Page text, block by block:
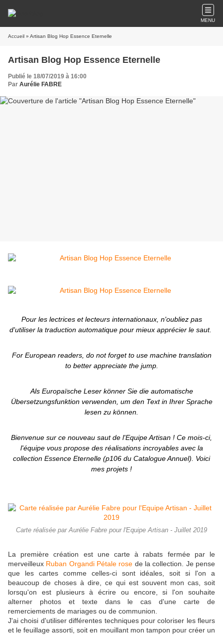
MENU
Accueil » Artisan Blog Hop Essence Eternelle
Artisan Blog Hop Essence Eternelle
Publié le 18/07/2019 à 16:00
Par Aurélie FABRE
Pour les lectrices et lecteurs internationaux, n'oubliez pas
d'utiliser la traduction automatique pour mieux apprécier le saut.
For European readers, do not forget to use machine translation
to better appreciate the jump.
Als Europaïsche Leser könner Sie die automatische
Übersetzungsfunktion verwenden, um den Text in Ihrer Sprache
lesen zu können.
Bienvenue sur ce nouveau saut de l'Equipe Artisan ! Ce mois-ci,
l'équipe vous propose des réalisations incroyables avec la
collection Essence Eternelle (p106 du Catalogue Annuel). Voici
mes projets !
Carte réalisée par Aurélie Fabre pour l'Equipe Artisan - Juillet 2019
La première création est une carte à rabats fermée par le
merveilleux Ruban Organdi Pétale rose de la collection. Je pense
que les cartes comme celles-ci sont idéales, soit si l'on a
beaucoup de choses à dire, ce qui est souvent mon cas, soit
lorsqu'on est plusieurs à écrire ou encore, si l'on souhaite
alterner photos et texte dans le cas d'une carte de
remerciements de mariages ou de communion.
J'ai choisi d'utiliser différentes techniques pour coloriser les fleurs
et le feuillage assorti, soit en mouillant mon tampon pour créer un